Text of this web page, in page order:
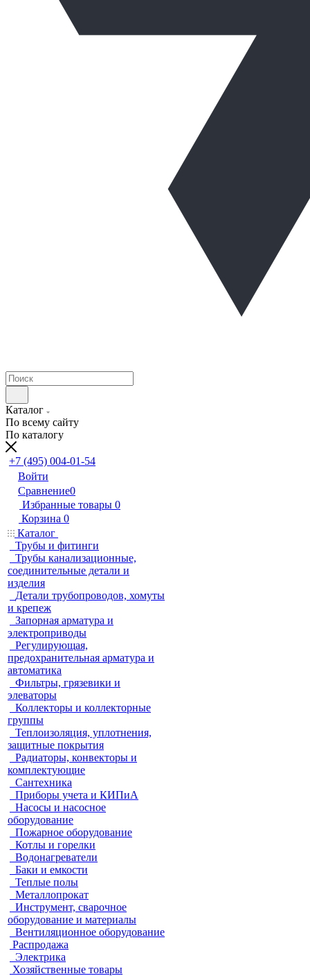
Каталог
По всему сайту
По каталогу
+7 (495) 004-01-54
Войти
Сравнение0
Избранные товары 0
Корзина 0
Каталог
Трубы и фитинги
Трубы канализационные,
соединительные детали и
изделия
Детали трубопроводов, хомуты
и крепеж
Запорная арматура и
электроприводы
Регулирующая,
предохранительная арматура и
автоматика
Фильтры, грязевики и
элеваторы
Коллекторы и коллекторные
группы
Теплоизоляция, уплотнения,
защитные покрытия
Радиаторы, конвекторы и
комплектующие
Сантехника
Приборы учета и КИПиА
Насосы и насосное
оборудование
Пожарное оборудование
Котлы и горелки
Водонагреватели
Баки и емкости
Теплые полы
Металлопрокат
Инструмент, сварочное
оборудование и материалы
Вентиляционное оборудование
Распродажа
Электрика
Хозяйственные товары